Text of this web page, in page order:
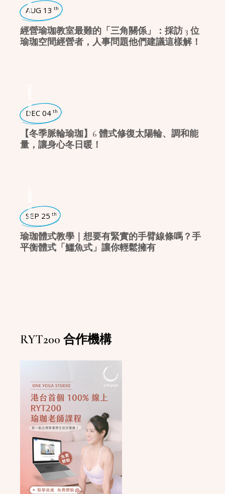
RYT200 合作機構
瑜珈企劃
AUG 13 th
經營瑜珈教室最難的「三角關係」：採訪 3 位
瑜珈空間經營者，人事問題他們建議這樣解！
日常瑜珈
DEC 04 th
【冬季脈輪瑜珈】6 體式修復太陽輪、調和能
量，讓身心冬日暖！
瑜珈學堂
SEP 25 th
瑜珈體式教學｜想要有緊實的手臂線條嗎？手
平衡體式「鱷魚式」讓你輕鬆擁有